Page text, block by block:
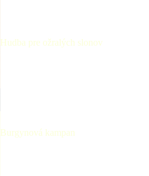
Hudba pre ožralých slonov
Burgynová kampan